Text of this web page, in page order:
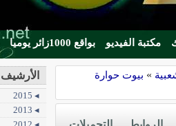
مكتبة الفيديو بواقع 1000زائر يوميا
» بيوت حوارة الأرشيف
◂ 2015
◂ 2013